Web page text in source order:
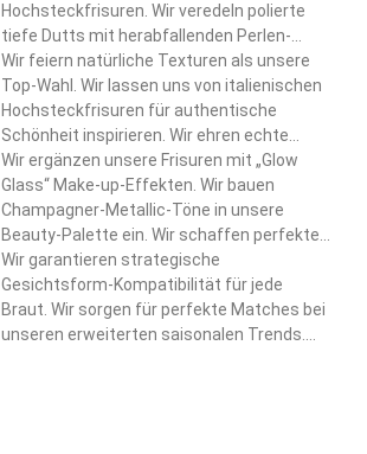
Hochsteckfrisuren. Wir veredeln polierte
tiefe Dutts mit herabfallenden Perlen-
Arrangements. Wir bringen den Juwelier-
Touch in unsere raffinierten Styles.
Wir feiern natürliche Texturen als unsere
Top-Wahl. Wir lassen uns von italienischen
Hochsteckfrisuren für authentische
Schönheit inspirieren. Wir ehren echte
Haar-Eigenschaften in unseren Designs.
Wir ergänzen unsere Frisuren mit „Glow
Glass“ Make-up-Effekten. Wir bauen
Champagner-Metallic-Töne in unsere
Beauty-Palette ein. Wir schaffen perfekte
Harmonie zwischen Haar- und Make-up-
Elementen.
Wir garantieren strategische
Gesichtsform-Kompatibilität für jede
Braut. Wir sorgen für perfekte Matches bei
unseren erweiterten saisonalen Trends.